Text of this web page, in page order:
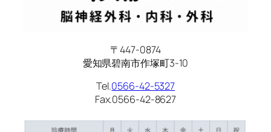
〒447-0874
愛知県碧南市作塚町3-10
Tel.0566-42-5327
Fax.0566-42-8627